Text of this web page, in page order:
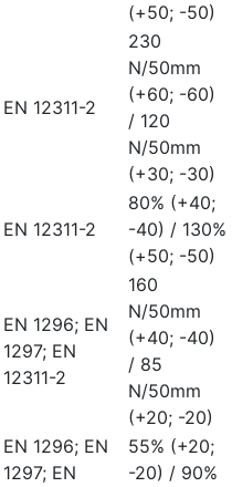
(+50; -50)
EN 12311-2
230
N/50mm
(+60; -60)
/ 120
N/50mm
(+30; -30)
EN 12311-2
80% (+40;
-40) / 130%
(+50; -50)
EN 1296; EN
1297; EN
12311-2
160
N/50mm
(+40; -40)
/ 85
N/50mm
(+20; -20)
EN 1296; EN
1297; EN
55% (+20;
-20) / 90%